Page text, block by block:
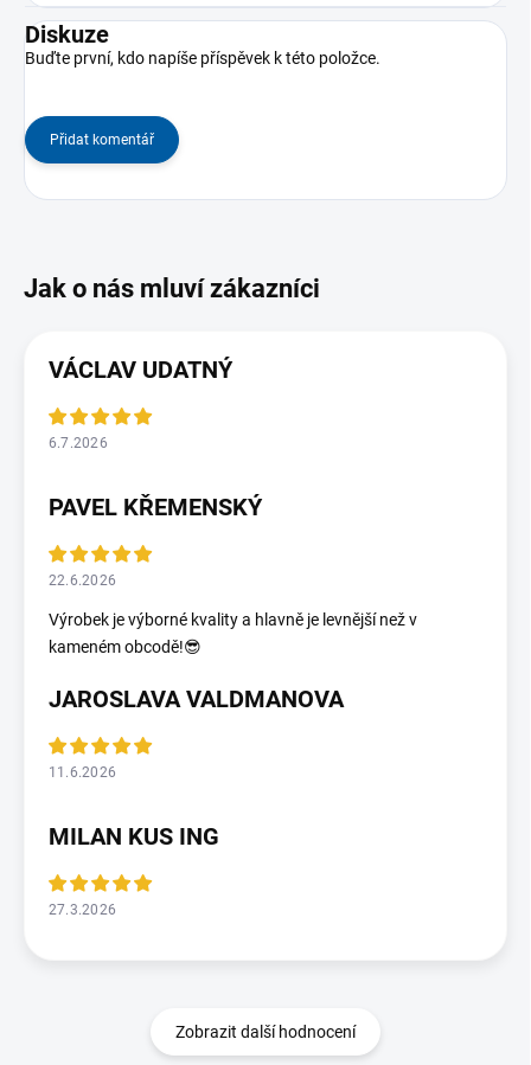
Diskuze
Buďte první, kdo napíše příspěvek k této položce.
Přidat komentář
VÁCLAV UDATNÝ
6.7.2026
PAVEL KŘEMENSKÝ
22.6.2026
Výrobek je výborné kvality a hlavně je levnější než v
kameném obcodě!😎
JAROSLAVA VALDMANOVA
11.6.2026
MILAN KUS ING
27.3.2026
Zobrazit další hodnocení